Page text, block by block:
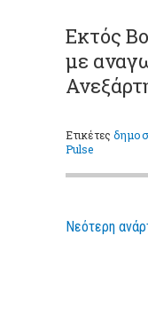
Εκτός
με
Ετικέτες
Pulse
Νεότερη